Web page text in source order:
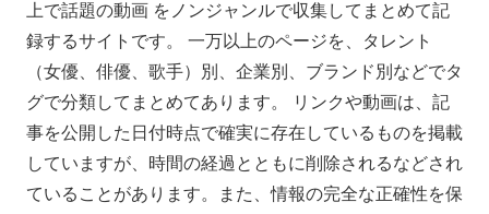
上で話題の動画 をノンジャンルで収集してまとめて記
録するサイトです。 一万以上のページを、タレント
（女優、俳優、歌手）別、企業別、ブランド別などでタ
グで分類してまとめてあります。 リンクや動画は、記
事を公開した日付時点で確実に存在しているものを掲載
していますが、時間の経過とともに削除されるなどされ
ていることがあります。また、情報の完全な正確性を保